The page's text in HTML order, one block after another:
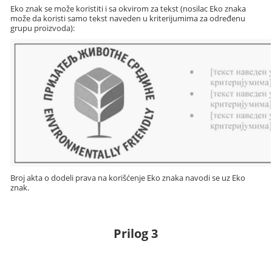
Eko znak se može koristiti i sa okvirom za tekst (nosilac Eko znaka
može da koristi samo tekst naveden u kriterijumima za određenu
grupu proizvoda):
Broj akta o dodeli prava na korišćenje Eko znaka navodi se uz Eko
znak.
Prilog 3